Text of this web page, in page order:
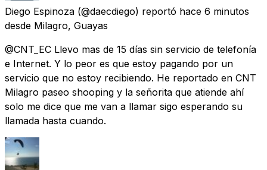
Diego Espinoza (@daecdiego) reportó hace 6 minutos
desde Milagro, Guayas
@CNT_EC Llevo mas de 15 días sin servicio de telefonía
e Internet. Y lo peor es que estoy pagando por un
servicio que no estoy recibiendo. He reportado en CNT
Milagro paseo shooping y la señorita que atiende ahí
solo me dice que me van a llamar sigo esperando su
llamada hasta cuando.